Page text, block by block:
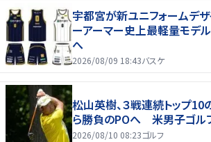
宇都宮が新ユニフォームデ
ーアーマー史上最軽量モデ
へ
2026/08/09 18:43バスケ
松山英樹、３戦連続トップ10
ら勝負のPOへ 米男子ゴル
2026/08/10 08:23ゴルフ